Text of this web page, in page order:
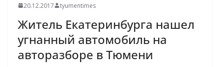
20.12.2017 tyumentimes
Житель Екатеринбурга нашел
угнанный автомобиль на
авторазборе в Тюмени